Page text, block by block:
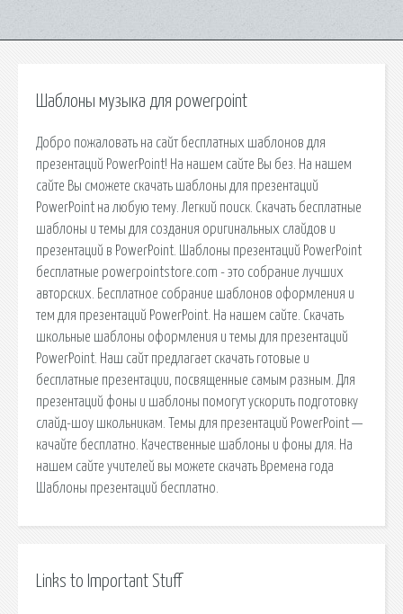
Шаблоны музыка для powerpoint
Добро пожаловать на сайт бесплатных шаблонов для
презентаций PowerPoint! На нашем сайте Вы без. На нашем
сайте Вы cможете скачать шаблоны для презентаций
PowerPoint на любую тему. Легкий поиск. Скачать бесплатные
шаблоны и темы для создания оригинальных слайдов и
презентаций в PowerPoint. Шаблоны презентаций PowerPoint
бесплатные powerpointstore.com - это собрание лучших
авторских. Бесплатное собрание шаблонов оформления и
тем для презентаций PowerPoint. На нашем сайте. Скачать
школьные шаблоны оформления и темы для презентаций
PowerPoint. Наш сайт предлагает скачать готовые и
бесплатные презентации, посвященные самым разным. Для
презентаций фоны и шаблоны помогут ускорить подготовку
слайд-шоу школьникам. Темы для презентаций PowerPoint —
качайте бесплатно. Качественные шаблоны и фоны для. На
нашем сайте учителей вы можете скачать Времена года
Шаблоны презентаций бесплатно.
Links to Important Stuff